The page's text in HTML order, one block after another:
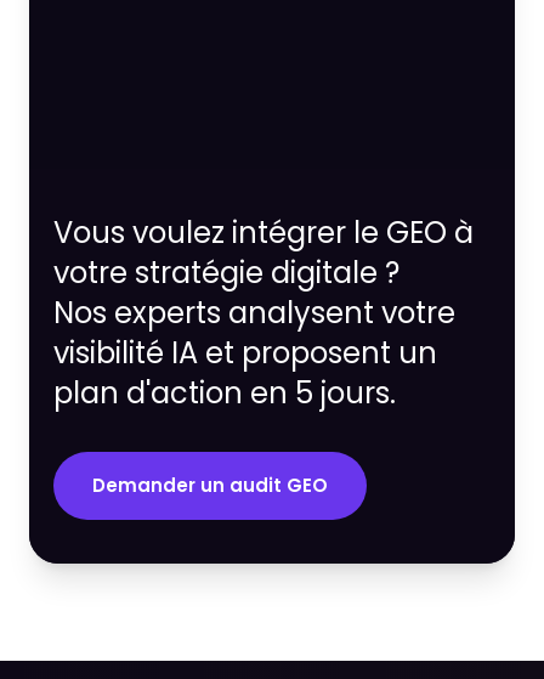
Vous voulez intégrer le GEO à
votre stratégie digitale ?
Nos experts analysent votre
visibilité IA et proposent un
plan d'action en 5 jours.
Demander un audit GEO